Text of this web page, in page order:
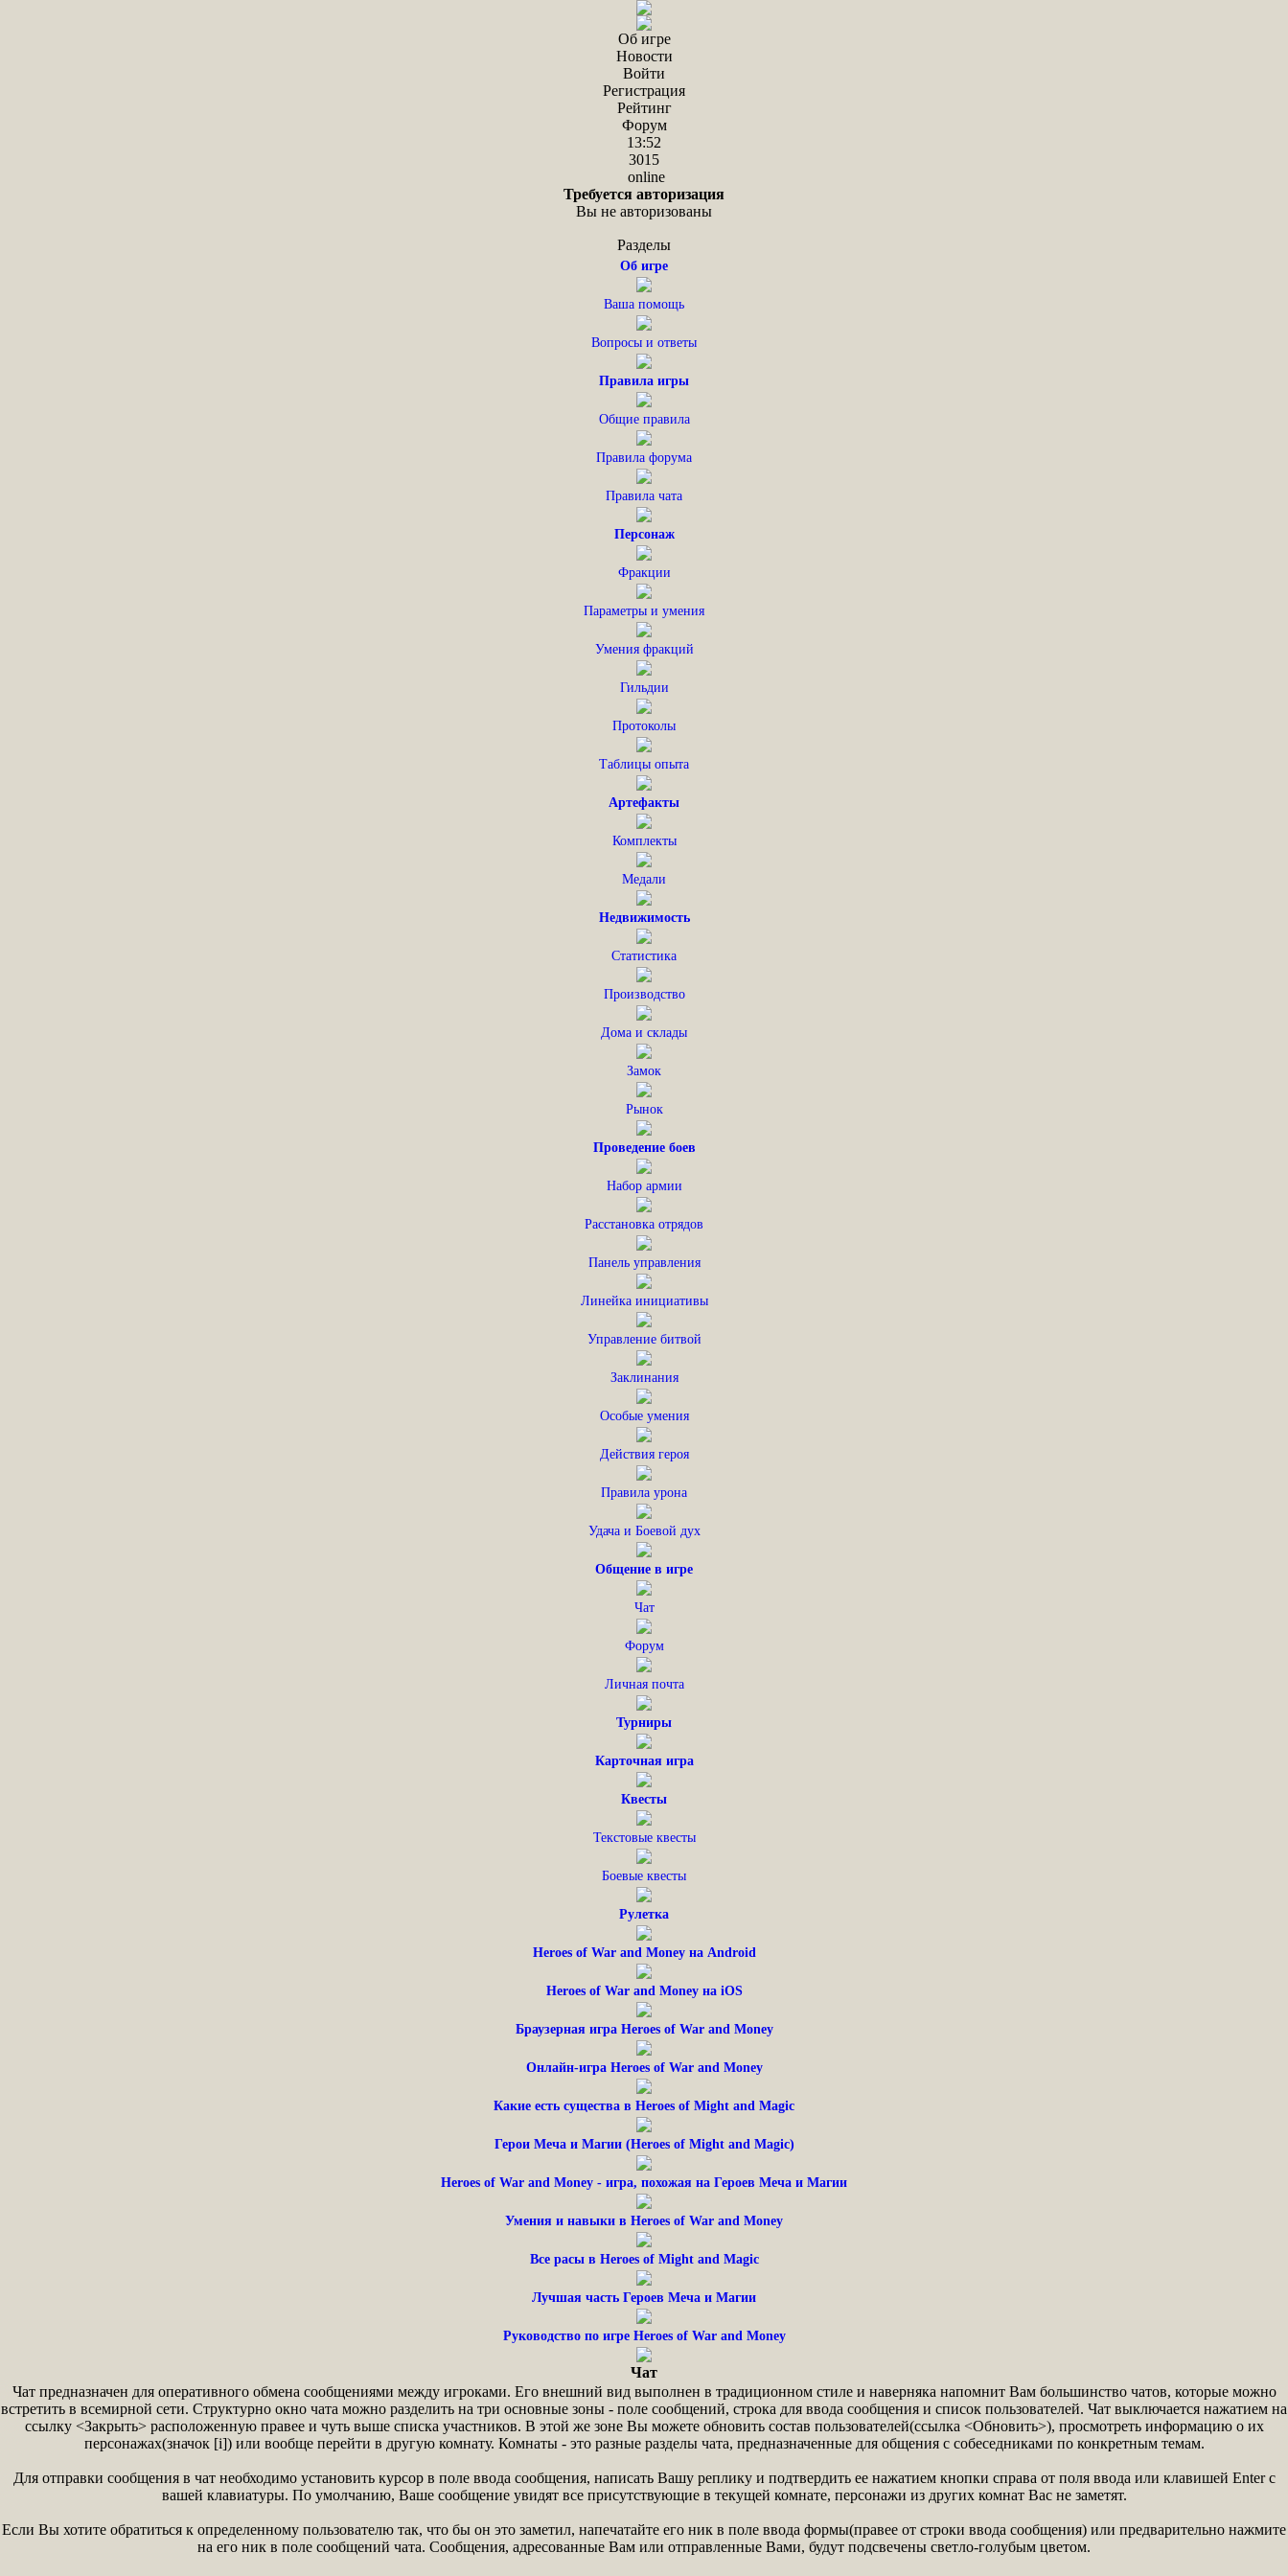
Об игре
Новости
Войти
Регистрация
Рейтинг
Форум
13:52
3015
online
Требуется авторизация
Вы не авторизованы
Разделы
Об игре
Ваша помощь
Вопросы и ответы
Правила игры
Общие правила
Правила форума
Правила чата
Персонаж
Фракции
Параметры и умения
Умения фракций
Гильдии
Протоколы
Таблицы опыта
Артефакты
Комплекты
Медали
Недвижимость
Статистика
Производство
Дома и склады
Замок
Рынок
Проведение боев
Набор армии
Расстановка отрядов
Панель управления
Линейка инициативы
Управление битвой
Заклинания
Особые умения
Действия героя
Правила урона
Удача и Боевой дух
Общение в игре
Чат
Форум
Личная почта
Турниры
Карточная игра
Квесты
Текстовые квесты
Боевые квесты
Рулетка
Heroes of War and Money на Android
Heroes of War and Money на iOS
Браузерная игра Heroes of War and Money
Онлайн-игра Heroes of War and Money
Какие есть существа в Heroes of Might and Magic
Герои Меча и Магии (Heroes of Might and Magic)
Heroes of War and Money - игра, похожая на Героев Меча и Магии
Умения и навыки в Heroes of War and Money
Все расы в Heroes of Might and Magic
Лучшая часть Героев Меча и Магии
Руководство по игре Heroes of War and Money
Чат
Чат предназначен для оперативного обмена сообщениями между игроками. Его внешний вид выполнен в традиционном стиле и наверняка напомнит Вам большинство чатов, которые можно
встретить в всемирной сети. Структурно окно чата можно разделить на три основные зоны - поле сообщений, строка для ввода сообщения и список пользователей. Чат выключается нажатием на
ссылку <Закрыть> расположенную правее и чуть выше списка участников. В этой же зоне Вы можете обновить состав пользователей(ссылка <Обновить>), просмотреть информацию о их
персонажах(значок [i]) или вообще перейти в другую комнату. Комнаты - это разные разделы чата, предназначенные для общения с собеседниками по конкретным темам.
Для отправки сообщения в чат необходимо установить курсор в поле ввода сообщения, написать Вашу реплику и подтвердить ее нажатием кнопки справа от поля ввода или клавишей Enter с
вашей клавиатуры. По умолчанию, Ваше сообщение увидят все присутствующие в текущей комнате, персонажи из других комнат Вас не заметят.
Если Вы хотите обратиться к определенному пользователю так, что бы он это заметил, напечатайте его ник в поле ввода формы(правее от строки ввода сообщения) или предварительно нажмите
на его ник в поле сообщений чата. Сообщения, адресованные Вам или отправленные Вами, будут подсвечены светло-голубым цветом.